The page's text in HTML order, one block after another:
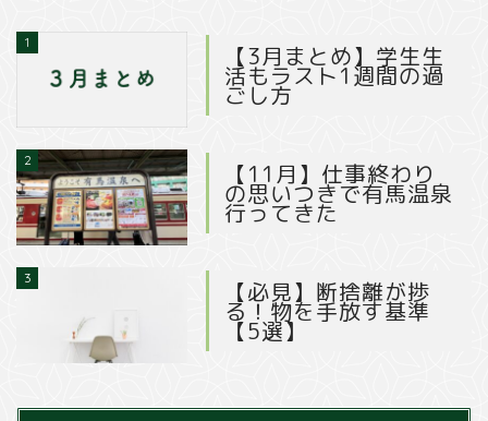
1 【3月まとめ】学生生
活もラスト1週間の過
ごし方
2 【11月】仕事終わり
の思いつきで有馬温泉
行ってきた
3 【必見】断捨離が捗
る！物を手放す基準
【5選】